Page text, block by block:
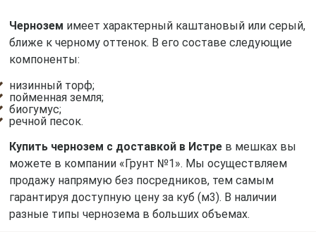
Чернозем имеет характерный каштановый или серый,
ближе к черному оттенок. В его составе следующие
компоненты:
низинный торф;
пойменная земля;
биогумус;
речной песок.
Купить чернозем с доставкой в Истрев мешках вы
можете в компании «Грунт №1». Мы осуществляем
продажу напрямую без посредников, тем самым
гарантируя доступную цену за куб (м3). В наличии
разные типы чернозема в больших объемах.